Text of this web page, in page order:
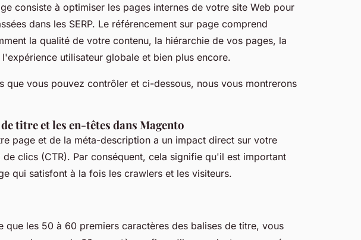
consiste à optimiser les pages internes de votre site Web pour
dans les SERP. Le référencement sur page comprend
la qualité de votre contenu, la hiérarchie de vos pages, la
utilisateur globale et bien plus encore.
que vous pouvez contrôler et ci-dessous, nous vous montrerons
titre et les en-têtes dans Magento
page et de la méta-description a un impact direct sur votre
clics (CTR). Par conséquent, cela signifie qu'il est important
qui satisfont à la fois les crawlers et les visiteurs.
que les 50 à 60 premiers caractères des balises de titre, vous